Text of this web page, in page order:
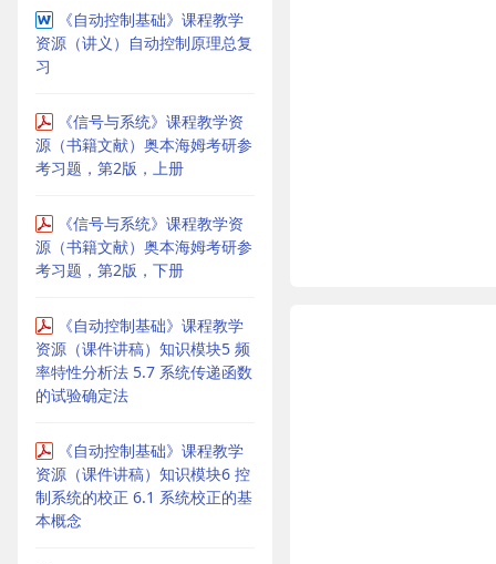
《自动控制基础》课程教学
资源（讲义）自动控制原理总复
习
《信号与系统》课程教学资
源（书籍文献）奥本海姆考研参
考习题，第2版，上册
《信号与系统》课程教学资
源（书籍文献）奥本海姆考研参
考习题，第2版，下册
《自动控制基础》课程教学
资源（课件讲稿）知识模块5 频
率特性分析法 5.7 系统传递函数
的试验确定法
《自动控制基础》课程教学
资源（课件讲稿）知识模块6 控
制系统的校正 6.1 系统校正的基
本概念